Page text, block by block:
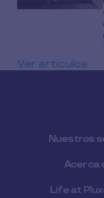
Ver artículos
Nuestros
Acerca
Life at